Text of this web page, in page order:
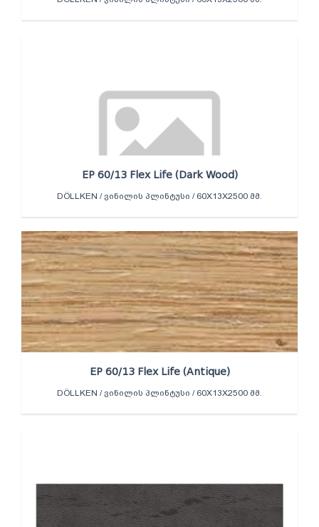
EP 60/13 Flex Life (Dark Wood)
DÖLLKEN / ᲕᲘᲜᲘᲚᲘᲡ ᲞᲚᲘᲜᲢᲣᲡᲘ / 60X13X2500 ᲛᲛ.
EP 60/13 Flex Life (Antique)
DÖLLKEN / ᲕᲘᲜᲘᲚᲘᲡ ᲞᲚᲘᲜᲢᲣᲡᲘ / 60X13X2500 ᲛᲛ.